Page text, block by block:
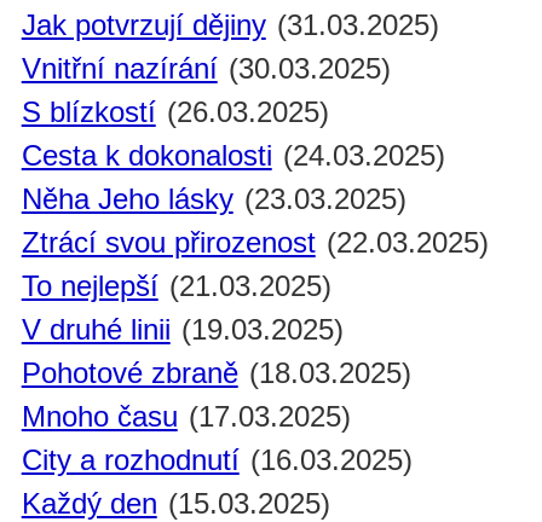
Jak potvrzují dějiny (31.03.2025)
Vnitřní nazírání (30.03.2025)
S blízkostí (26.03.2025)
Cesta k dokonalosti (24.03.2025)
Něha Jeho lásky (23.03.2025)
Ztrácí svou přirozenost (22.03.2025)
To nejlepší (21.03.2025)
V druhé linii (19.03.2025)
Pohotové zbraně (18.03.2025)
Mnoho času (17.03.2025)
City a rozhodnutí (16.03.2025)
Každý den (15.03.2025)